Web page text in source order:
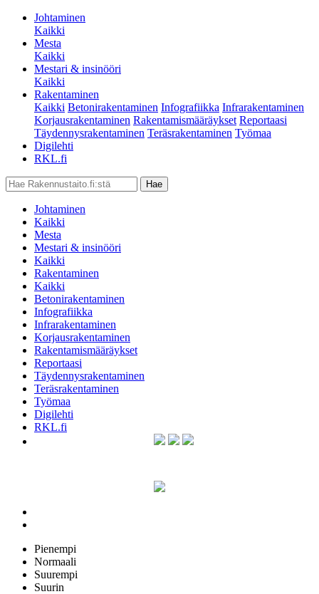
Johtaminen
Kaikki
Mesta
Kaikki
Mestari & insinööri
Kaikki
Rakentaminen
Kaikki Betonirakentaminen Infografiikka Infrarakentaminen
Korjausrakentaminen Rakentamismääräykset Reportaasi
Täydennysrakentaminen Teräsrakentaminen Työmaa
Digilehti
RKL.fi
Johtaminen
Kaikki
Mesta
Mestari & insinööri
Kaikki
Rakentaminen
Kaikki
Betonirakentaminen
Infografiikka
Infrarakentaminen
Korjausrakentaminen
Rakentamismääräykset
Reportaasi
Täydennysrakentaminen
Teräsrakentaminen
Työmaa
Digilehti
RKL.fi
Pienempi
Normaali
Suurempi
Suurin